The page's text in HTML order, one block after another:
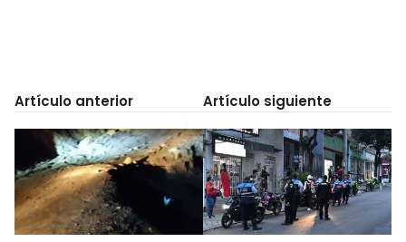
Artículo anterior Artículo siguiente